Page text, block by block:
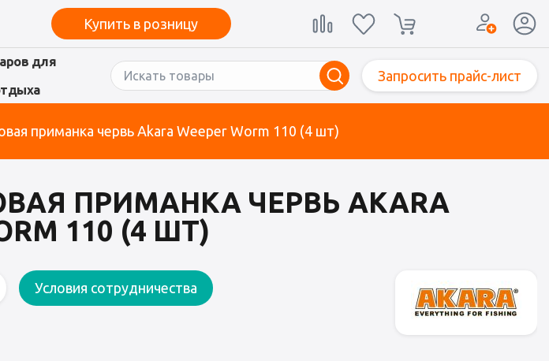
Купить в розницу
для
Запросить прайс-лист
приманка червь Akara Weeper Worm 110 (4 шт)
ПРИМАНКА ЧЕРВЬ AKARA
110 (4 ШТ)
Условия сотрудничества